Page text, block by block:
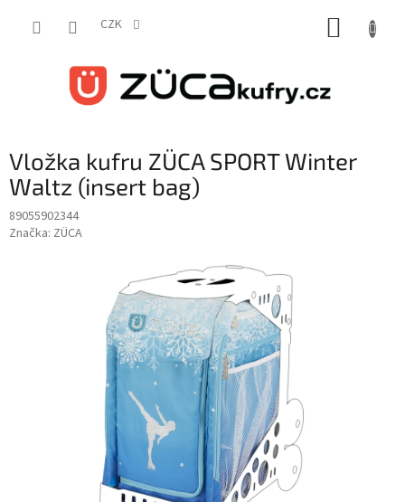
CZK
Vložka kufru ZÜCA SPORT Winter
Waltz (insert bag)
89055902344
Značka: ZÜCA